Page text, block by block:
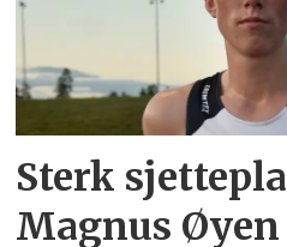
Sterk
Magnus Øyen